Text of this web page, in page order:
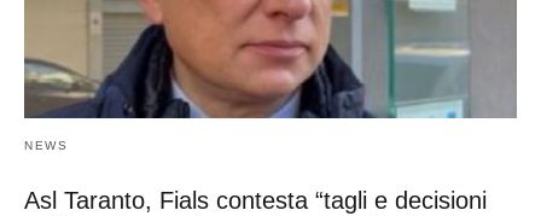
NEWS
Asl Taranto, Fials contesta “tagli e decisioni